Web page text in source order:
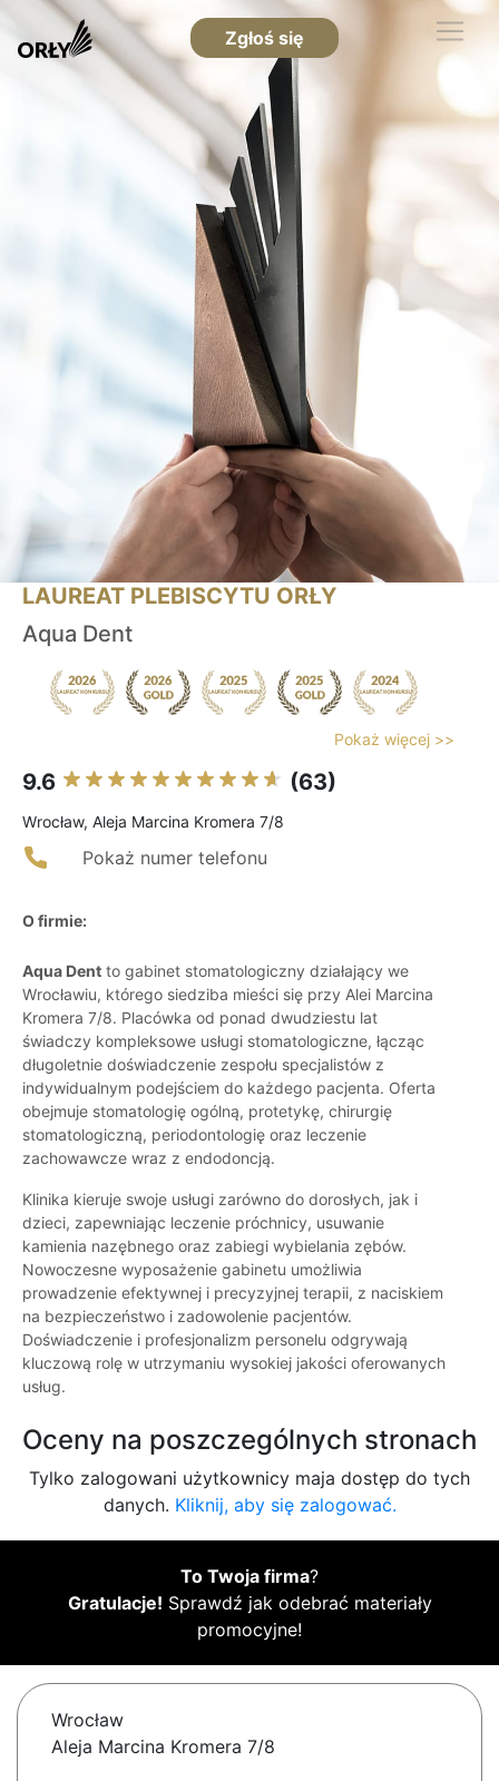
Zgłoś się
LAUREAT PLEBISCYTU ORŁY
Aqua Dent
Pokaż więcej >>
9.6 (63)
Wrocław, Aleja Marcina Kromera 7/8
Pokaż numer telefonu
O firmie:
Aqua Dent to gabinet stomatologiczny działający we
Wrocławiu, którego siedziba mieści się przy Alei Marcina
Kromera 7/8. Placówka od ponad dwudziestu lat
świadczy kompleksowe usługi stomatologiczne, łącząc
długoletnie doświadczenie zespołu specjalistów z
indywidualnym podejściem do każdego pacjenta. Oferta
obejmuje stomatologię ogólną, protetykę, chirurgię
stomatologiczną, periodontologię oraz leczenie
zachowawcze wraz z endodoncją.
Klinika kieruje swoje usługi zarówno do dorosłych, jak i
dzieci, zapewniając leczenie próchnicy, usuwanie
kamienia nazębnego oraz zabiegi wybielania zębów.
Nowoczesne wyposażenie gabinetu umożliwia
prowadzenie efektywnej i precyzyjnej terapii, z naciskiem
na bezpieczeństwo i zadowolenie pacjentów.
Doświadczenie i profesjonalizm personelu odgrywają
kluczową rolę w utrzymaniu wysokiej jakości oferowanych
usług.
Oceny na poszczególnych stronach
Tylko zalogowani użytkownicy maja dostęp do tych
danych. Kliknij, aby się zalogować.
To Twoja firma?
Gratulacje! Sprawdź jak odebrać materiały
promocyjne!
Wrocław
Aleja Marcina Kromera 7/8